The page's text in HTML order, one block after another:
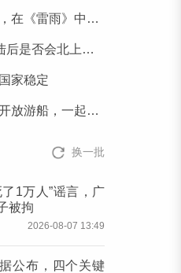
雷雨》中最爱蘩漪
，将影响哪些地方？
家稳定
一起泛舟赏云霞！
换一批
1万人”谣言，广
被拘
2026-08-07 13:49
公布，四个关键